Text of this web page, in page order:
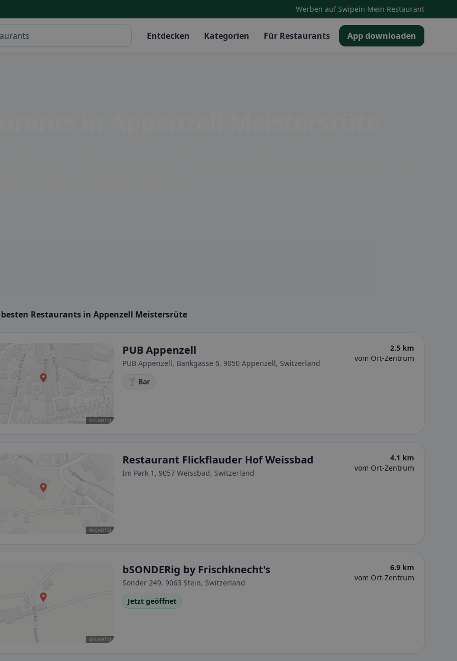
Werben auf Swipein·Mein Restaurant
Entdecken Kategorien Für Restaurants App downloaden
besten Restaurants in Appenzell Meistersrüte
PUB Appenzell
PUB Appenzell, Bankgasse 6, 9050 Appenzell, Switzerland
2.5 km
vom Ort-Zentrum
🍸 Bar
Restaurant Flickflauder Hof Weissbad
Im Park 1, 9057 Weissbad, Switzerland
4.1 km
vom Ort-Zentrum
bSONDERig by Frischknecht's
Sonder 249, 9063 Stein, Switzerland
6.9 km
vom Ort-Zentrum
Jetzt geöffnet